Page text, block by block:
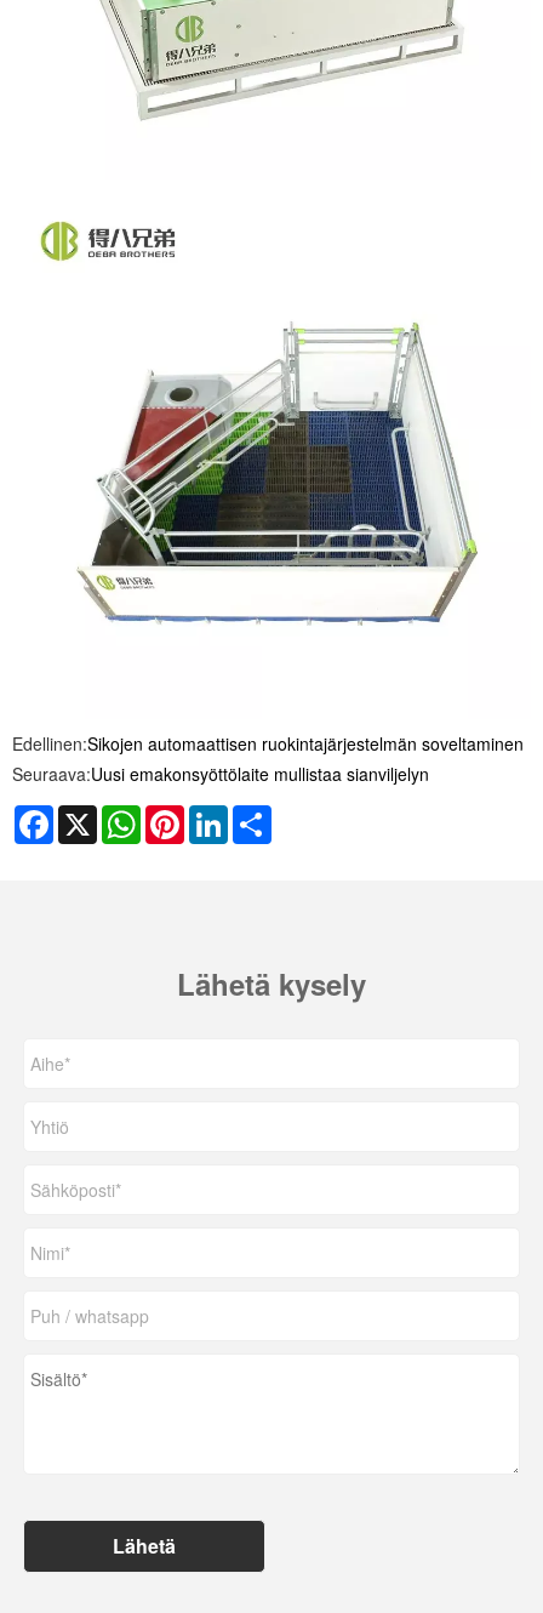
Edellinen:Sikojen automaattisen ruokintajärjestelmän soveltaminen
Seuraava:Uusi emakonsyöttölaite mullistaa sianviljelyn
Facebook
X WhatsAppPinterestLinkedIn
Lähetä kysely
Lähetä